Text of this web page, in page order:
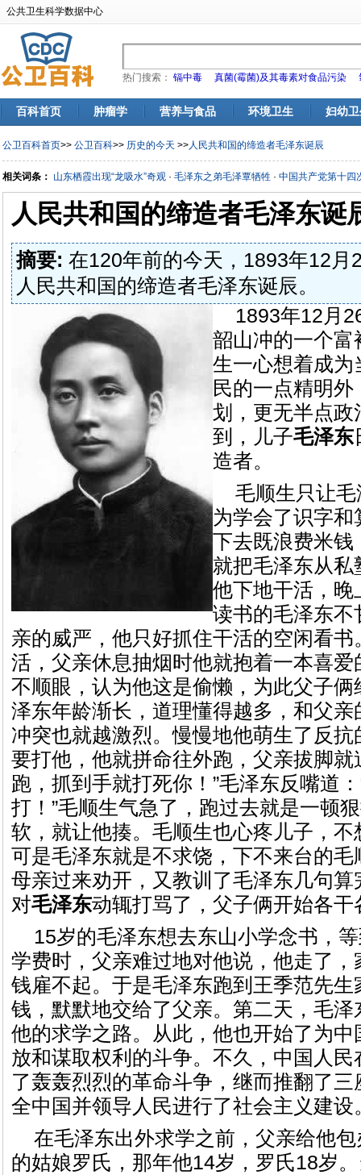
公共卫生科学数据中心
热门搜索： 镉中毒 真菌(霉菌)及其毒素对食品污染
百科首页 肿瘤学 营养与食品 环境卫生 妇幼
公卫百科首页>> 公卫百科>> 历史的今天 >>人民共和国的缔造者毛泽东诞辰
相关词条： 山东栖霞出现“龙吸水”奇观 · 毛泽东之弟毛泽覃牺牲 · 中国共产党第十四
人民共和国的缔造者毛泽东诞
摘要: 在120年前的今天，1893年12月
人民共和国的缔造者毛泽东诞辰。
1893年12月
韶山冲的一个富
生一心想着成为
民的一点精明
划，更无半点政
到，儿子毛泽东
造者。
毛顺生只让
为学会了识字
下去既浪费米钱
就把毛泽东从
他下地干活，晚
读书的毛泽东不
亲的威严，他只好抓住干活的空闲看
活，父亲休息抽烟时他就抱着一本喜
不顺眼，认为他这是偷懒，为此父子
泽东年龄渐长，道理懂得越多，和父
冲突也就越激烈。慢慢地他萌生了反
要打他，他就拼命往外跑，父亲拔脚就
跑，抓到手就打死你！”毛泽东反嘴道
打！”毛顺生气急了，跑过去就是一顿
软，就让他揍。毛顺生也心疼儿子，
可是毛泽东就是不求饶，下不来台的
母亲过来劝开，又教训了毛泽东几句算
对毛泽东动辄打骂了，父子俩开始各干
15岁的毛泽东想去东山小学念书，
学费时，父亲难过地对他说，他走了
钱雇不起。于是毛泽东跑到王季范先
钱，默默地交给了父亲。第二天，毛
他的求学之路。从此，他也开始了为
放和谋取权利的斗争。不久，中国人民
了轰轰烈烈的革命斗争，继而推翻了
全中国并领导人民进行了社会主义建设
在毛泽东出外求学之前，父亲给他
的姑娘罗氏，那年他14岁，罗氏18岁